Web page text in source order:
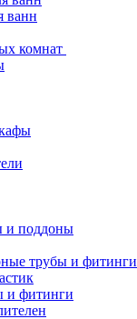
ванн
комнат
и поддоны
трубы и фитинги
фитинги